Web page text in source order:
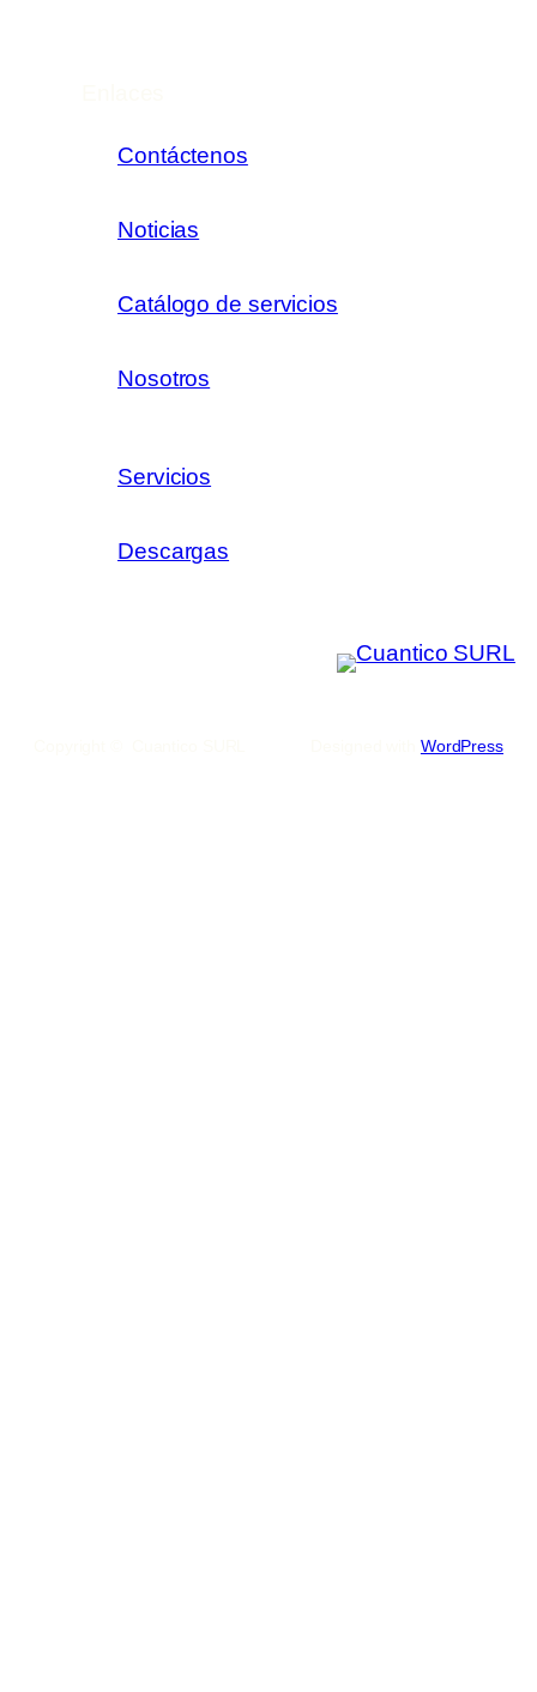
Contáctenos
Noticias
Catálogo de servicios
Nosotros
Servicios
Descargas
WordPress